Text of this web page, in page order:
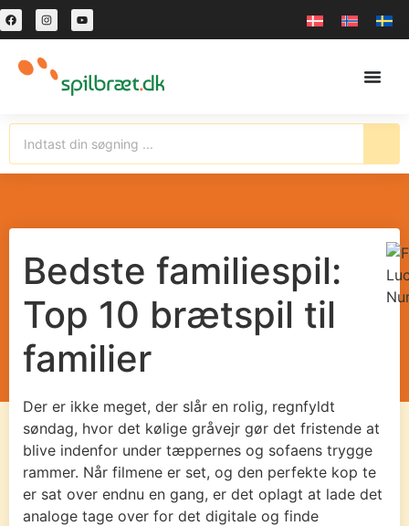
Bedste familiespil:
Top 10 brætspil til
familier
Der er ikke meget, der slår en rolig, regnfyldt
søndag, hvor det kølige gråvejr gør det fristende at
blive indenfor under tæppernes og sofaens trygge
rammer. Når filmene er set, og den perfekte kop te
er sat over endnu en gang, er det oplagt at lade det
analoge tage over for det digitale og finde